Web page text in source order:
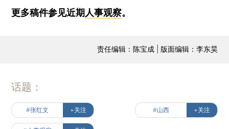
更多稿件参见近期人事观察。
责任编辑：陈宝成 | 版面编辑：李东昊
话题：
#张红文 +关注 #山西 +关注